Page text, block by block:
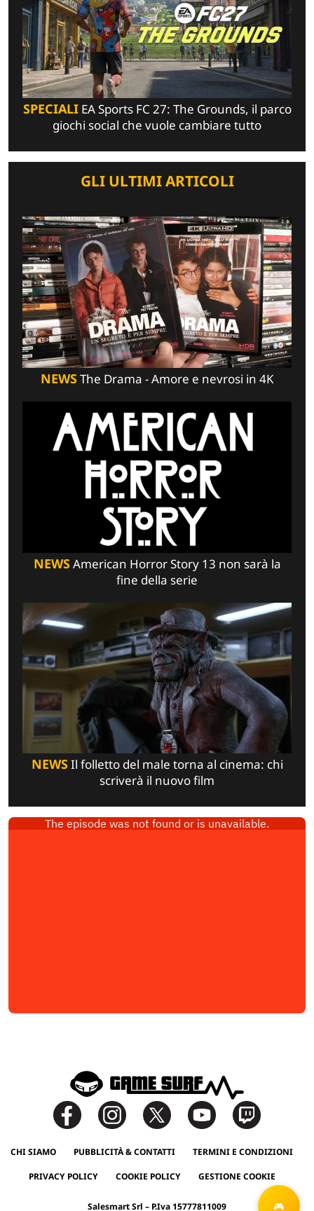
SPECIALIEA Sports FC 27: The Grounds, il parco
giochi social che vuole cambiare tutto
GLI ULTIMI ARTICOLI
NEWSThe Drama - Amore e nevrosi in 4K
NEWSAmerican Horror Story 13 non sarà la
fine della serie
NEWSIl folletto del male torna al cinema: chi
scriverà il nuovo film
CHI SIAMO PUBBLICITÀ & CONTATTI TERMINI E CONDIZIONI
PRIVACY POLICY COOKIE POLICY GESTIONE COOKIE
Salesmart Srl – P.Iva 15777811009